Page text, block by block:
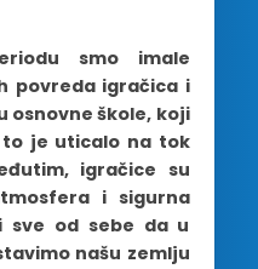
smo imale
povreda igračica i
osnovne škole, koji
to je uticalo na tok
igračice su
i sigurna
sve od sebe da u
našu zemlju